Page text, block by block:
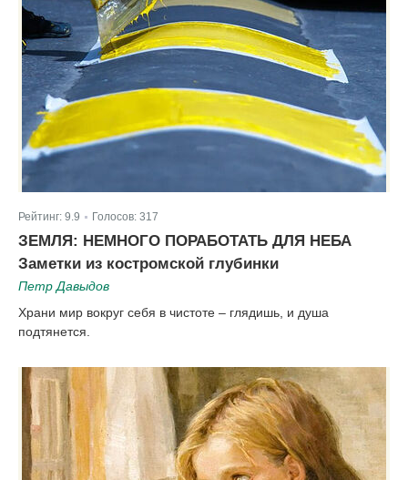
Рейтинг: 9.9 Голосов: 317
ЗЕМЛЯ: НЕМНОГО ПОРАБОТАТЬ ДЛЯ НЕБА
Заметки из костромской глубинки
Петр Давыдов
Храни мир вокруг себя в чистоте – глядишь, и душа
подтянется.